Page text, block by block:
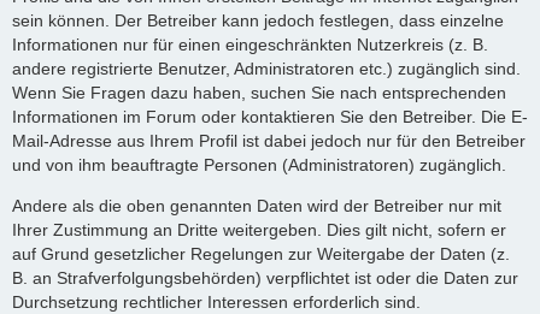
sein können. Der Betreiber kann jedoch festlegen, dass einzelne
Informationen nur für einen eingeschränkten Nutzerkreis (z. B.
andere registrierte Benutzer, Administratoren etc.) zugänglich sind.
Wenn Sie Fragen dazu haben, suchen Sie nach entsprechenden
Informationen im Forum oder kontaktieren Sie den Betreiber. Die E-
Mail-Adresse aus Ihrem Profil ist dabei jedoch nur für den Betreiber
und von ihm beauftragte Personen (Administratoren) zugänglich.
Andere als die oben genannten Daten wird der Betreiber nur mit
Ihrer Zustimmung an Dritte weitergeben. Dies gilt nicht, sofern er
auf Grund gesetzlicher Regelungen zur Weitergabe der Daten (z.
B. an Strafverfolgungsbehörden) verpflichtet ist oder die Daten zur
Durchsetzung rechtlicher Interessen erforderlich sind.